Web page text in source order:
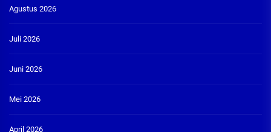
Agustus 2026
Juli 2026
Juni 2026
Mei 2026
April 2026